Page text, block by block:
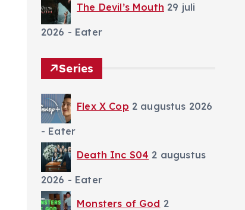
The Devil’s Mouth 29 juli
2026 - Eater
Series
Flex X Cop 2 augustus 2026
- Eater
Death Inc S04 2 augustus
2026 - Eater
Monsters of God 2